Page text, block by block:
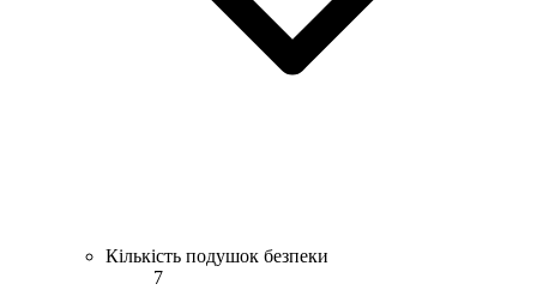
Кількість подушок безпеки
7